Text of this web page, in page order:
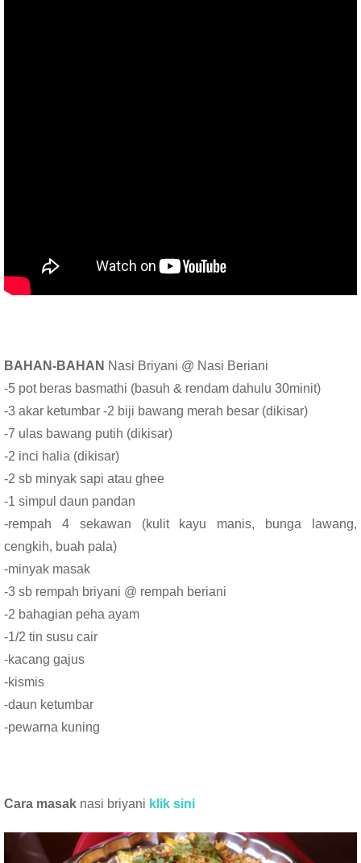
BAHAN-BAHAN Nasi Briyani @ Nasi Beriani
-5 pot beras basmathi (basuh & rendam dahulu 30minit)
-3 akar ketumbar -2 biji bawang merah besar (dikisar)
-7 ulas bawang putih (dikisar)
-2 inci halia (dikisar)
-2 sb minyak sapi atau ghee
-1 simpul daun pandan
-rempah 4 sekawan (kulit kayu manis, bunga lawang,
cengkih, buah pala)
-minyak masak
-3 sb rempah briyani @ rempah beriani
-2 bahagian peha ayam
-1/2 tin susu cair
-kacang gajus
-kismis
-daun ketumbar
-pewarna kuning
Cara masak nasi briyani klik sini